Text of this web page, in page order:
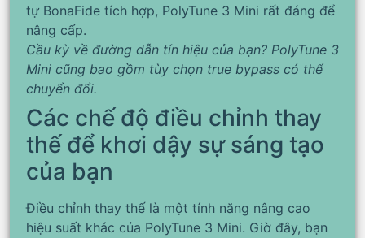
tự BonaFide tích hợp, PolyTune 3 Mini rất đáng để
nâng cấp.
Cầu kỳ về đường dẫn tín hiệu của bạn? PolyTune 3
Mini cũng bao gồm tùy chọn true bypass có thể
chuyển đổi.
Các chế độ điều chỉnh thay
thế để khơi dậy sự sáng tạo
của bạn
Điều chỉnh thay thế là một tính năng nâng cao
hiệu suất khác của PolyTune 3 Mini. Giờ đây, bạn